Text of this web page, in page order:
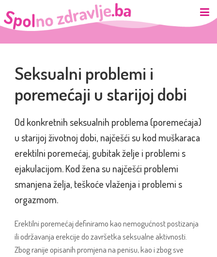
Seksualni problemi i
poremećaji u starijoj dobi
Od konkretnih seksualnih problema (poremećaja)
u starijoj životnoj dobi, najčešći su kod muškaraca
erektilni poremećaj, gubitak želje i problemi s
ejakulacijom. Kod žena su najčešći problemi
smanjena želja, teškoće vlaženja i problemi s
orgazmom.
Erektilni poremećaj definiramo kao nemogućnost postizanja
ili održavanja erekcije do završetka seksualne aktivnosti.
Zbog ranije opisanih promjena na penisu, kao i zbog sve